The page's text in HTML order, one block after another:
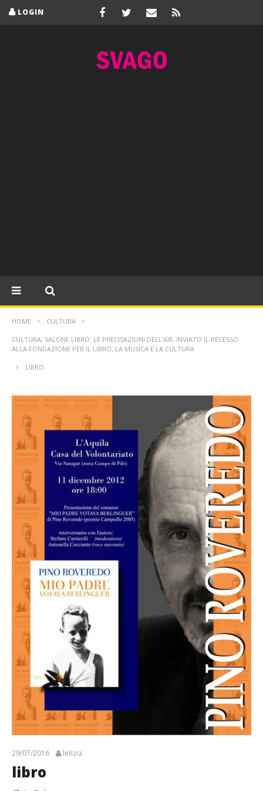
LOGIN
HOME CULTURA
CULTURA, SALONE LIBRO: LE PRECISAZIONI DELL’AIE, INVIATO IL RECESSO
ALLA FONDAZIONE PER IL LIBRO, LA MUSICA E LA CULTURA
LIBRO
29/07/2016 letizia
libro